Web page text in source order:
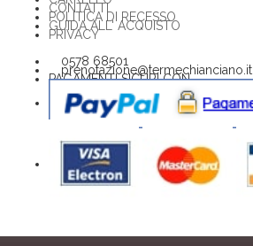
CONTATTI
POLITICA DI RECESSO
GUIDA ALL' ACQUISTO
PRIVACY
0578 68501
prenotazione@termechianciano.it
PAGAMENTI SICURI CON